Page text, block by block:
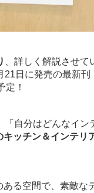
、詳しく解説させ
21日に発売の最新
定！
自分はどんなイン
キッチン＆インテリ
る空間で、素敵な